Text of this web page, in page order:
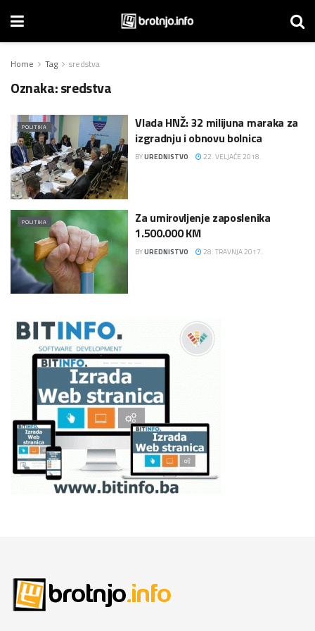
Home Tag sredstva
Oznaka:sredstva
POLITIKA
Vlada HNŽ: 32 milijuna maraka za
izgradnju i obnovu bolnica
BYUREDNISTVO 22. VELJAČE 2018.
POLITIKA
Za umirovljenje zaposlenika
1.500.000 KM
BYUREDNISTVO 28. TRAVNJA 2017.